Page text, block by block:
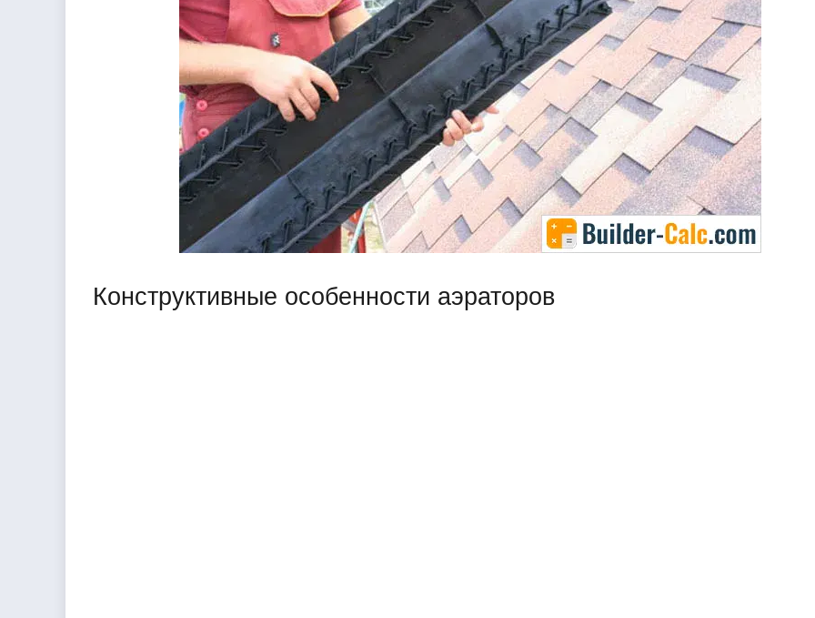
Конструктивные особенности аэраторов